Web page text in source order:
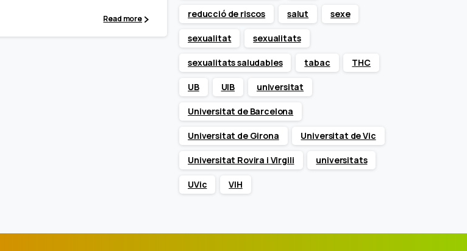
Read more reducció de riscos salut sexe
sexualitat sexualitats
sexualitats saludables tabac THC
UB UIB universitat
Universitat de Barcelona
Universitat de Girona Universitat de Vic
Universitat Rovira i Virgili universitats
UVic VIH